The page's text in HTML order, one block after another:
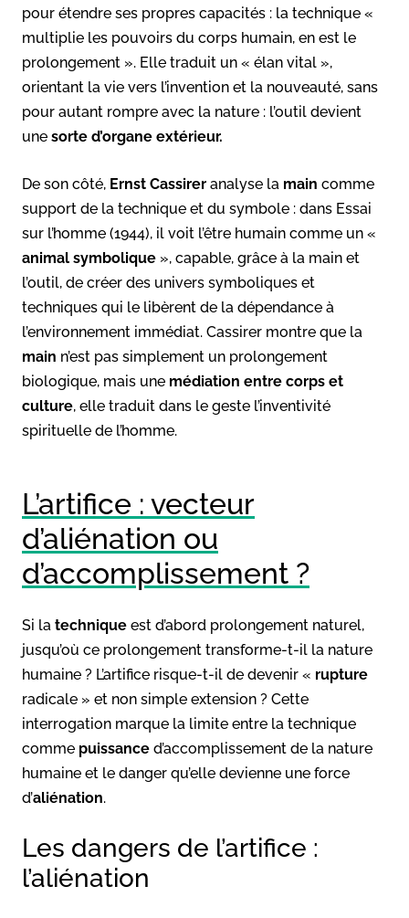
pour étendre ses propres capacités : la technique «
multiplie les pouvoirs du corps humain, en est le
prolongement ». Elle traduit un « élan vital »,
orientant la vie vers l’invention et la nouveauté, sans
pour autant rompre avec la nature : l’outil devient
une sorte d’organe extérieur.
De son côté, Ernst Cassirer analyse la main comme
support de la technique et du symbole : dans Essai
sur l’homme (1944), il voit l’être humain comme un «
animal symbolique », capable, grâce à la main et
l’outil, de créer des univers symboliques et
techniques qui le libèrent de la dépendance à
l’environnement immédiat. Cassirer montre que la
main n’est pas simplement un prolongement
biologique, mais une médiation entre corps et
culture, elle traduit dans le geste l’inventivité
spirituelle de l’homme.
L’artifice : vecteur
d’aliénation ou
d’accomplissement ?
Si la technique est d’abord prolongement naturel,
jusqu’où ce prolongement transforme-t-il la nature
humaine ? L’artifice risque-t-il de devenir « rupture
radicale » et non simple extension ? Cette
interrogation marque la limite entre la technique
comme puissance d’accomplissement de la nature
humaine et le danger qu’elle devienne une force
d’aliénation.
Les dangers de l’artifice :
l’aliénation